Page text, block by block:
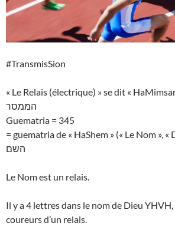
#TransmisSion
« Le Relais (électrique) » se dit «
הממסר
Guematria = 345
= guematria de « HaShem » (« Le Nom », «
השם
Le Nom est un relais.
Il y a 4 lettres dans le nom de Dieu
coureurs d’un relais.